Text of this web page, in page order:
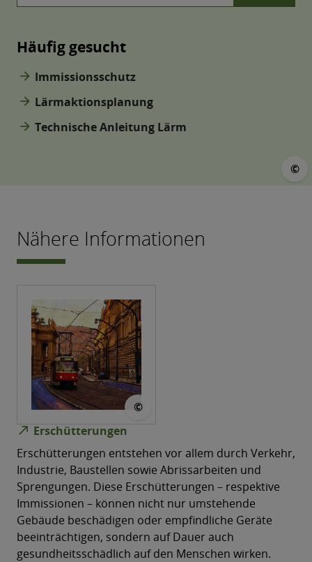
Häufig gesucht
arrow_forward Immissionsschutz
arrow_forward Lärmaktionsplanung
arrow_forward Technische Anleitung Lärm
©
Nähere Informationen
©
north_east Erschütterungen
Erschütterungen entstehen vor allem durch Verkehr,
Industrie, Baustellen sowie Abrissarbeiten und
Sprengungen. Diese Erschütterungen – respektive
Immissionen – können nicht nur umstehende
Gebäude beschädigen oder empfindliche Geräte
beeinträchtigen, sondern auf Dauer auch
gesundheitsschädlich auf den Menschen wirken.